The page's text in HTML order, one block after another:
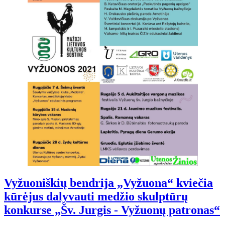
Vyžuoniškių bendrija „Vyžuona“ kviečia
kūrėjus dalyvauti medžio skulptūrų
konkurse „Šv. Jurgis - Vyžuonų patronas“